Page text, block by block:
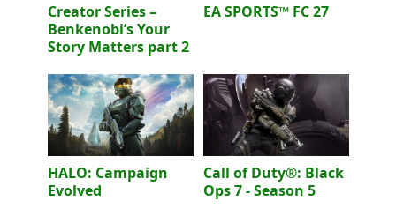
Creator Series –
Benkenobi’s Your
Story Matters part 2
EA SPORTS™ FC 27
HALO: Campaign
Evolved
Call of Duty®: Black
Ops 7 - Season 5